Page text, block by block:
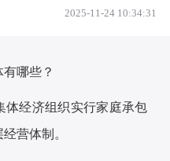
2025-11-24 10:34:31
哪些？
经济组织实行家庭承包
营体制。